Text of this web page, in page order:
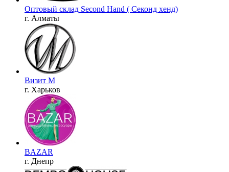
Оптовый склад Second Hand ( Секонд хенд)
г. Алматы
Визит М
г. Харьков
BAZAR
г. Днепр